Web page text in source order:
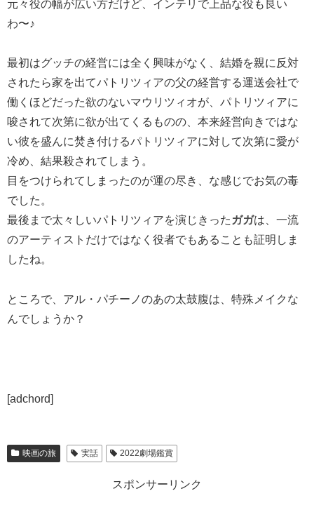
元々役の幅が広い方だけど、インテリで上品な役も良い
わ〜♪
最初はグッチの経営には全く興味がなく、結婚を親に反対
されたら家を出てパトリツィアの父の経営する運送会社で
働くほどだった欲のないマウリツィオが、パトリツィアに
唆されて次第に欲が出てくるものの、本来経営向きではな
い彼を盛んに焚き付けるパトリツィアに対して次第に愛が
冷め、結果殺されてしまう。
目をつけられてしまったのが運の尽き、な感じでお気の毒
でした。
最後まで太々しいパトリツィアを演じきった ガガは、一流
のアーティストだけではなく役者でもあることも証明しま
したね。
ところで、アル・パチーノのあの太鼓腹は、特殊メイクな
んでしょうか？
[adchord]
映画の旅 実話 2022劇場鑑賞
スポンサーリンク